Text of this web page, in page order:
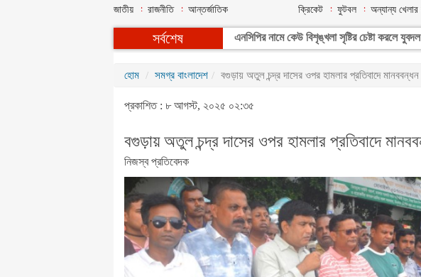
জাতীয় রাজনীতি আন্তর্জাতিক ক্রিকেট ফুটবল অন্যান্য খেলার
সর্বশেষ এনসিপির নামে কেউ বিশৃঙ্খলা সৃষ্টির চেষ্টা করলে
হোম সমগ্র বাংলাদেশ বগুড়ায় অতুল চন্দ্র দাসের ওপর হামলার প্রতিবাদে মানববন্ধন
প্রকাশিত : ৮ আগস্ট, ২০২৫ ০২:৩৫
বগুড়ায় অতুল চন্দ্র দাসের ওপর হামলার প্রতিবাদে
নিজস্ব প্রতিবেদক